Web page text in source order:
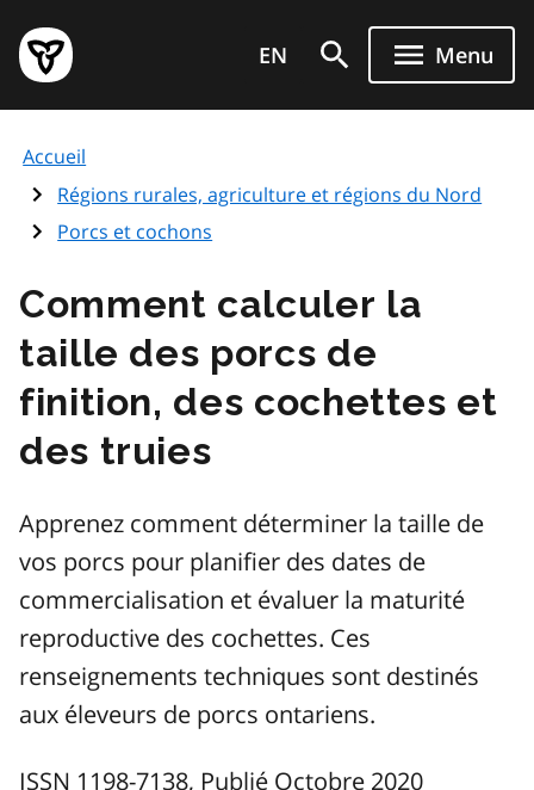
au
contenu
principal
Page
d'accueil
de
l'Ontario
EN Menu
Accueil
Régions rurales, agriculture et régions du Nord
Porcs et cochons
Comment calculer la
taille des porcs de
finition, des cochettes et
des truies
Apprenez comment déterminer la taille de
vos porcs pour planifier des dates de
commercialisation et évaluer la maturité
reproductive des cochettes. Ces
renseignements techniques sont destinés
aux éleveurs de porcs ontariens.
ISSN 1198-7138, Publié Octobre 2020